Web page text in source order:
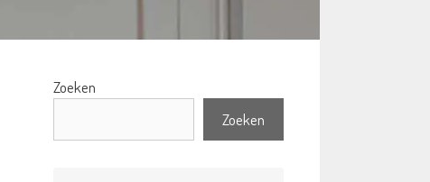
Zoeken
Zoeken